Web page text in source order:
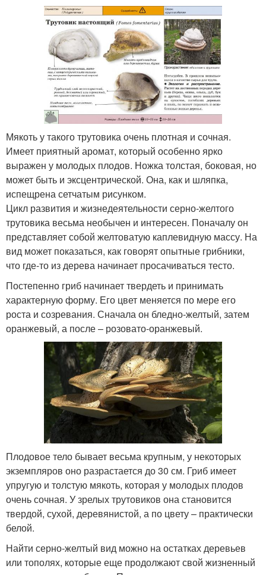
Мякоть у такого трутовика очень плотная и сочная.
Имеет приятный аромат, который особенно ярко
выражен у молодых плодов. Ножка толстая, боковая, но
может быть и эксцентрической. Она, как и шляпка,
испещрена сетчатым рисунком.
Цикл развития и жизнедеятельности серно-желтого
трутовика весьма необычен и интересен. Поначалу он
представляет собой желтоватую каплевидную массу. На
вид может показаться, как говорят опытные грибники,
что где-то из дерева начинает просачиваться тесто.
Постепенно гриб начинает твердеть и принимать
характерную форму. Его цвет меняется по мере его
роста и созревания. Сначала он бледно-желтый, затем
оранжевый, а после – розовато-оранжевый.
Плодовое тело бывает весьма крупным, у некоторых
экземпляров оно разрастается до 30 см. Гриб имеет
упругую и толстую мякоть, которая у молодых плодов
очень сочная. У зрелых трутовиков она становится
твердой, сухой, деревянистой, а по цвету – практически
белой.
Найти серно-желтый вид можно на остатках деревьев
или тополях, которые еще продолжают свой жизненный